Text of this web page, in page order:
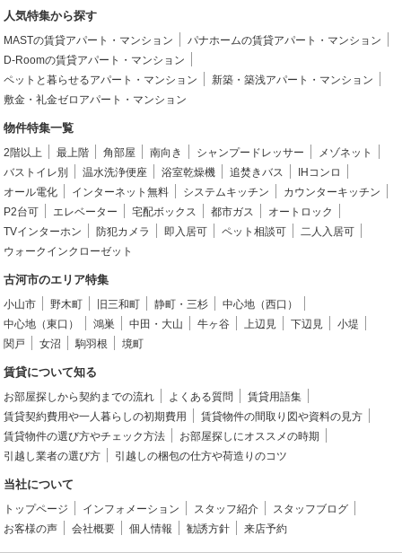
人気特集から探す
MASTの賃貸アパート・マンション
パナホームの賃貸アパート・マンション
D-Roomの賃貸アパート・マンション
ペットと暮らせるアパート・マンション
新築・築浅アパート・マンション
敷金・礼金ゼロアパート・マンション
物件特集一覧
2階以上 最上階 角部屋 南向き シャンプードレッサー
メゾネット
バストイレ別
温水洗浄便座 浴室乾燥機 追焚きバス
IHコンロ
オール電化
インターネット無料 システムキッチン
カウンターキッチン
P2台可
エレベーター 宅配ボックス 都市ガス
オートロック
TVインターホン
防犯カメラ 即入居可 ペット相談可
二人入居可
ウォークインクローゼット
古河市のエリア特集
小山市 野木町 旧三和町 静町・三杉
中心地（西口）
中心地（東口）
鴻巣 中田・大山 牛ヶ谷 上辺見 下辺見
小堤
関戸
女沼 駒羽根 境町
賃貸について知る
お部屋探しから契約までの流れ よくある質問
賃貸用語集
賃貸契約費用や一人暮らしの初期費用
賃貸物件の間取り図や資料の見方
賃貸物件の選び方やチェック方法
お部屋探しにオススメの時期
引越し業者の選び方
引越しの梱包の仕方や荷造りのコツ
当社について
トップページ インフォメーション スタッフ紹介
スタッフブログ
お客様の声
会社概要 個人情報 勧誘方針 来店予約